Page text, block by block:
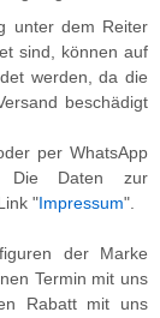
unter dem Reiter
sind, können auf
werden, da die
beschädigt
per WhatsApp
Die Daten zur
"Impressum".
der Marke
Termin mit uns
Rabatt mit uns